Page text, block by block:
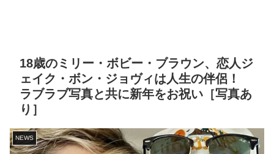
18歳のミリー・ボビー・ブラウン、恋人ジ
ェイク・ボン・ジョヴィは人生の伴侶！
ラブラブ写真と共に新年をお祝い［写真あ
り］
NEWS